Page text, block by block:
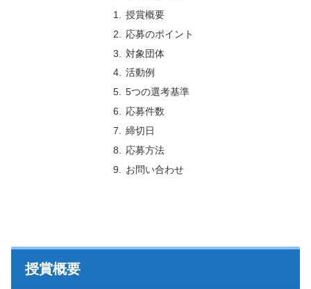
授賞概要
応募のポイント
対象団体
活動例
5つの選考基準
応募件数
締切日
応募方法
お問い合わせ
授賞概要